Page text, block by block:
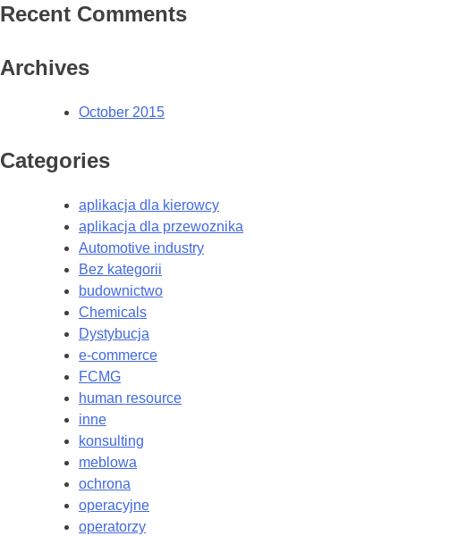
Recent Comments
Archives
October 2015
Categories
aplikacja dla kierowcy
aplikacja dla przewoznika
Automotive industry
Bez kategorii
budownictwo
Chemicals
Dystybucja
e-commerce
FCMG
human resource
inne
konsulting
meblowa
ochrona
operacyjne
operatorzy